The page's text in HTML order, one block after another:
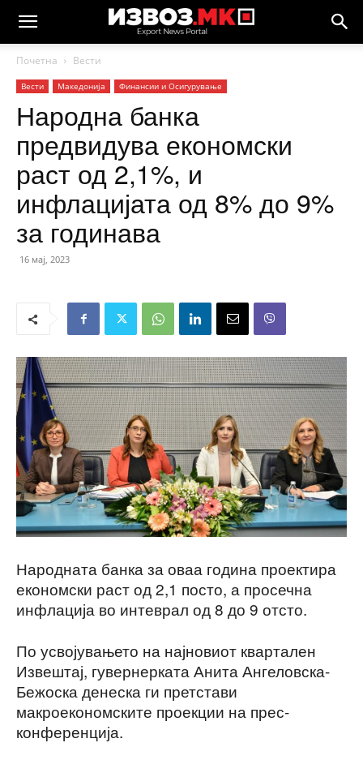
Почетна Вести
Вести Македонија Финансии и Осигурување
Народна банка
предвидува економски
раст од 2,1%, и
инфлацијата од 8% до 9%
за годинава
16 мај, 2023
Народната банка за оваа година проектира
економски раст од 2,1 посто, а просечна
инфлација во интеврал од 8 до 9 отсто.
По усвојувањето на најновиот квартален
Извештај, гувернерката Анита Ангеловска-
Бежоска денеска ги претстави
макроекономските проекции на прес-
конференција.